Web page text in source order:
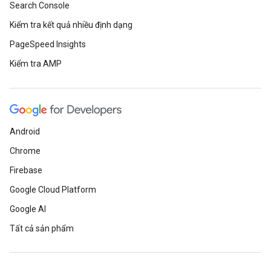
Search Console
Kiểm tra kết quả nhiều định dạng
PageSpeed Insights
Kiểm tra AMP
Android
Chrome
Firebase
Google Cloud Platform
Google AI
Tất cả sản phẩm